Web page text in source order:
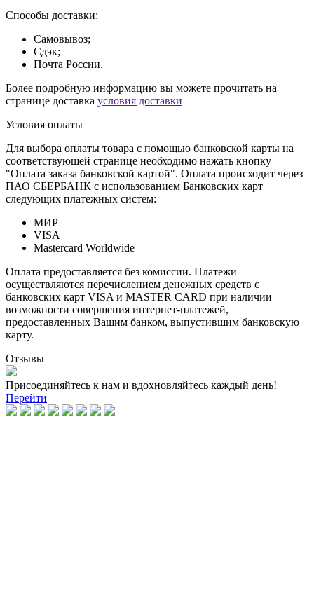
Способы доставки:
Самовывоз;
Сдэк;
Почта России.
Более подробную информацию вы можете прочитать на
странице доставка условия доставки
Условия оплаты
Для выбора оплаты товара с помощью банковской карты на
соответствующей странице необходимо нажать кнопку
"Оплата заказа банковской картой". Оплата происходит через
ПАО СБЕРБАНК с использованием Банковских карт
следующих платежных систем:
МИР
VISA
Mastercard Worldwide
Оплата предоставляется без комиссии. Платежи
осуществляются перечислением денежных средств с
банковских карт VISA и MASTER CARD при наличии
возможности совершения интернет-платежей,
предоставленных Вашим банком, выпустившим банковскую
карту.
Отзывы
Присоединяйтесь к нам и вдохновляйтесь каждый день!
Перейти